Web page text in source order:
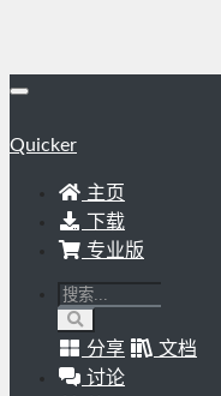
Quicker
主页
下载
专业版
分享
文档
讨论